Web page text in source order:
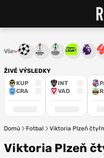
ŽIVÉ VÝSLEDKY
KUP
CRA
INT
VAD
Vše Liga mistrůEvropská liga
Konferenční liga
Chance
Domů Fotbal Viktoria Plzeň
Viktoria Plzeň